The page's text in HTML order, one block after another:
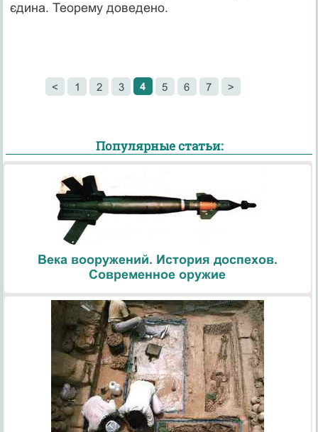
єдина. Теорему доведено.
< 1 2 3 4 5 6 7 >
Популярные статьи:
Века вооружений. История доспехов.
Современное оружие